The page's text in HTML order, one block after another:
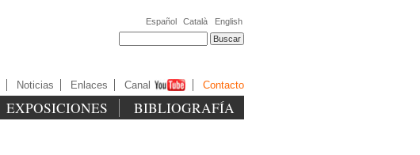
Español Català English
Noticias Enlaces Canal Contacto
EXPOSICIONES BIBLIOGRAFÍA